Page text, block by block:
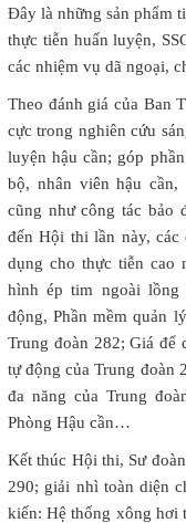
Đây là những sản phẩm
thực tiễn huấn luyện,
các nhiệm vụ dã ngoại,
Theo đánh giá của Ban
cực trong nghiên cứu
luyện hậu cần; góp
bộ, nhân viên hậu
cũng như công tác bảo
đến Hội thi lần này,
dụng cho thực tiễn cao
hình ép tim ngoài lồng
động, Phần mềm quản
Trung đoàn 282; Giá để
tự động của Trung đoàn
đa năng của Trung
Phòng Hậu cần…
Kết thúc Hội thi, Sư
290; giải nhì toàn diện
kiến: Hệ thống xông hơi